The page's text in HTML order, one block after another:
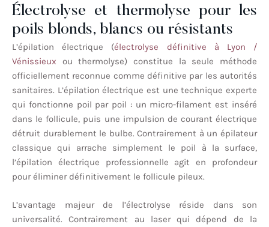
Électrolyse et thermolyse pour les
poils blonds, blancs ou résistants
L’épilation électrique (électrolyse définitive à Lyon /
Vénissieux ou thermolyse) constitue la seule méthode
officiellement reconnue comme définitive par les autorités
sanitaires. L’épilation électrique est une technique experte
qui fonctionne poil par poil : un micro-filament est inséré
dans le follicule, puis une impulsion de courant électrique
détruit durablement le bulbe. Contrairement à un épilateur
classique qui arrache simplement le poil à la surface,
l’épilation électrique professionnelle agit en profondeur
pour éliminer définitivement le follicule pileux.
L’avantage majeur de l’électrolyse réside dans son
universalité. Contrairement au laser qui dépend de la